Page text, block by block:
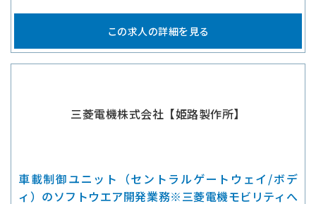
この求人の詳細を見る
三菱電機株式会社【姫路製作所】
車載制御ユニット（セントラルゲートウェイ/ボデ
ィ）のソフトウエア開発業務※三菱電機モビリティへ